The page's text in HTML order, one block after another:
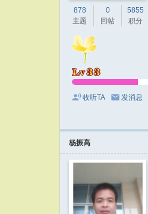
878
主题
0
回帖
5855
积分
收听TA 发消息
杨振高